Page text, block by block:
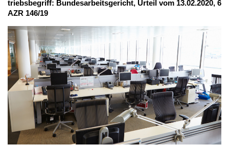
triebs­be­griff: Bun­des­ar­beits­ge­richt, Ur­teil vom 13.02.2020, 6
AZR 146/19